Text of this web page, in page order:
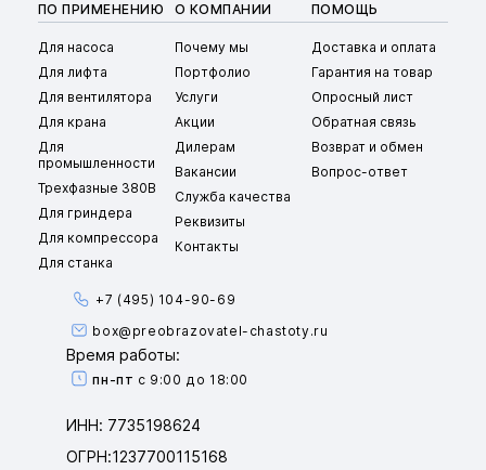
ПО ПРИМЕНЕНИЮ
Для насоса
Для лифта
Для вентилятора
Для крана
Для
промышленности
Трехфазные 380В
Для гриндера
Для компрессора
Для станка
О КОМПАНИИ
Почему мы
Портфолио
Услуги
Акции
Дилерам
Вакансии
Служба качества
Реквизиты
Контакты
ПОМОЩЬ
Доставка и оплата
Гарантия на товар
Опросный лист
Обратная связь
Возврат и обмен
Вопрос-ответ
+7 (495) 104-90-69
box@preobrazovatel-chastoty.ru
Время работы:
пн-пт с 9:00 до 18:00
ИНН: 7735198624
ОГРН:1237700115168